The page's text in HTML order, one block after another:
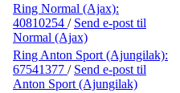
Ring Normal (Ajax):
40810254 / Send e-post til
Normal (Ajax)
Ring Anton Sport (Ajungilak):
67541377 / Send e-post til
Anton Sport (Ajungilak)